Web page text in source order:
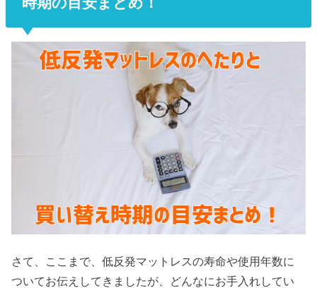
さて、ここまで、低反発マットレスの寿命や使用年数に
ついてお伝えしてきましたが、どんなにお手入れしてい